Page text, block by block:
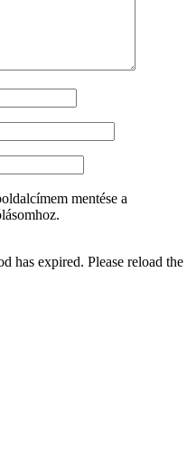
mentése a
has expired. Please reload the